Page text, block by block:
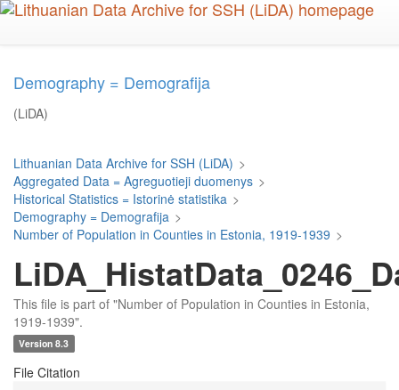
Skip
Demography = Demografija
(LiDA)
Lithuanian Data Archive for SSH (LiDA) >
Aggregated Data = Agreguotieji duomenys >
Historical Statistics = Istorinė statistika >
Demography = Demografija >
Number of Population in Counties in Estonia, 1919-1939 >
This file is part of "Number of Population in Counties in Estonia,
1919-1939".
Version 8.3
File Citation